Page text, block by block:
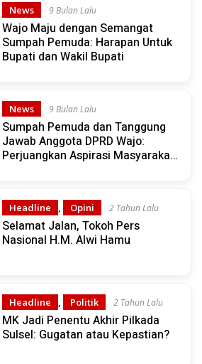
News 9 Bulan Lalu
Wajo Maju dengan Semangat
Sumpah Pemuda: Harapan Untuk
Bupati dan Wakil Bupati
News 9 Bulan Lalu
Sumpah Pemuda dan Tanggung
Jawab Anggota DPRD Wajo:
Perjuangkan Aspirasi Masyarakat
Headline , Opini 2 Tahun Lalu
Selamat Jalan, Tokoh Pers
Nasional H.M. Alwi Hamu
Headline Politik 2 Tahun Lalu
MK Jadi Penentu Akhir Pilkada
Sulsel: Gugatan atau Kepastian?